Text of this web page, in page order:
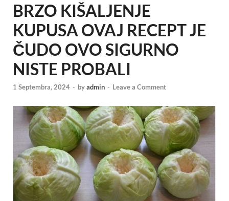
BRZO KIŠALJENJE
KUPUSA OVAJ RECEPT JE
ČUDO OVO SIGURNO
NISTE PROBALI
1 Septembra, 2024 - byadmin - Leave a Comment